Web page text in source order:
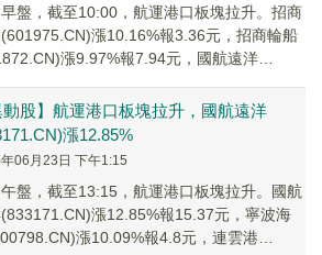
盤，截至10:00，航運港口板塊拉升。招商
漲10.16%報3.36元，招商輪船
漲9.97%報7.94元，國航遠洋
動股】航運港口板塊拉升，國航遠洋
漲12.85%
06月23日 下午1:15
盤，截至13:15，航運港口板塊拉升。國航
漲12.85%報15.37元，寧波海
漲10.09%報4.8元，連雲港